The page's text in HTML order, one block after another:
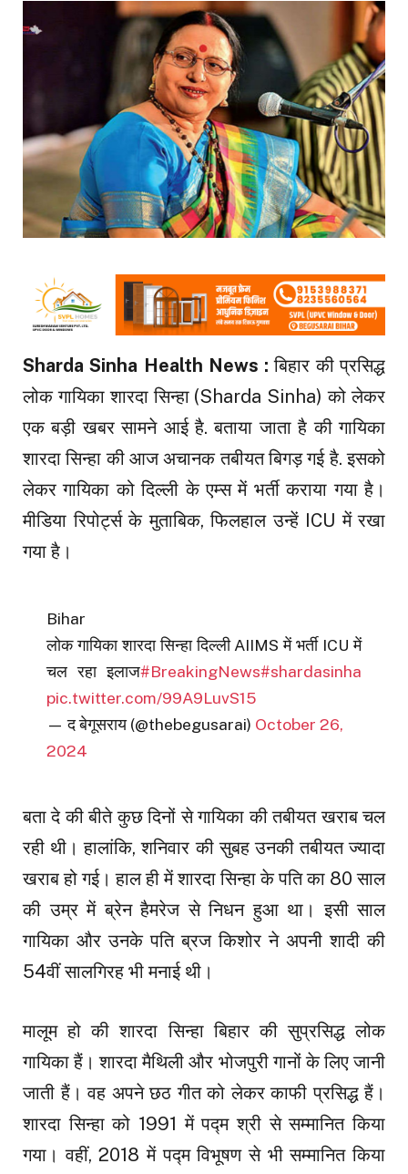
Sharda Sinha Health News :बिहार की प्रसिद्ध
लोक गायिका शारदा सिन्हा (Sharda Sinha) को लेकर
एक बड़ी खबर सामने आई है. बताया जाता है की गायिका
शारदा सिन्हा की आज अचानक तबीयत बिगड़ गई है. इसको
लेकर गायिका को दिल्ली के एम्स में भर्ती कराया गया है।
मीडिया रिपोर्ट्स के मुताबिक, फिलहाल उन्हें ICU में रखा
गया है।
Bihar
लोक गायिका शारदा सिन्हा दिल्ली AIIMS में भर्ती ICU में
चल रहा इलाज#BreakingNews#shardasinha
pic.twitter.com/99A9LuvS15
— द बेगूसराय (@thebegusarai) October 26,
2024
बता दे की बीते कुछ दिनों से गायिका की तबीयत खराब चल
रही थी। हालांकि, शनिवार की सुबह उनकी तबीयत ज्यादा
खराब हो गई। हाल ही में शारदा सिन्हा के पति का 80 साल
की उम्र में ब्रेन हैमरेज से निधन हुआ था। इसी साल
गायिका और उनके पति ब्रज किशोर ने अपनी शादी की
54वीं सालगिरह भी मनाई थी।
मालूम हो की शारदा सिन्हा बिहार की सुप्रसिद्ध लोक
गायिका हैं। शारदा मैथिली और भोजपुरी गानों के लिए जानी
जाती हैं। वह अपने छठ गीत को लेकर काफी प्रसिद्ध हैं।
शारदा सिन्हा को 1991 में पद्म श्री से सम्मानित किया
गया। वहीं, 2018 में पद्म विभूषण से भी सम्मानित किया